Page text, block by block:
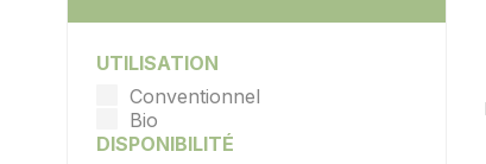
UTILISATION
Conventionnel
Bio
DISPONIBILITÉ